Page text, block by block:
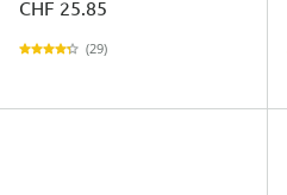
CHF 25.85
(29)